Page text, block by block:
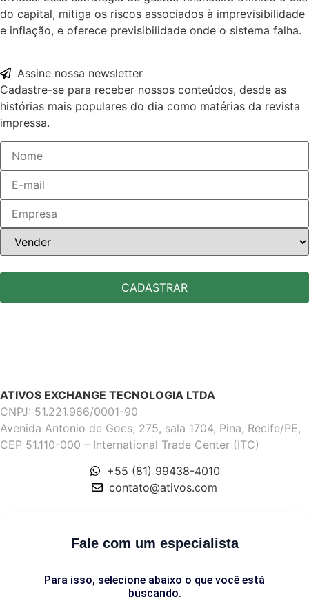
do capital, mitiga os riscos associados à imprevisibilidade
e inflação, e oferece previsibilidade onde o sistema falha.
Assine nossa newsletter
Cadastre-se para receber nossos conteúdos, desde as
histórias mais populares do dia como matérias da revista
impressa.
ATIVOS EXCHANGE TECNOLOGIA LTDA
CNPJ: 51.221.966/0001-90
Avenida Antonio de Goes, 275, sala 1704, Pina, Recife/PE,
CEP 51.110-000 – International Trade Center (ITC)
+55 (81) 99438-4010
contato@ativos.com
Fale com um especialista
Para isso, selecione abaixo o que você está
buscando.